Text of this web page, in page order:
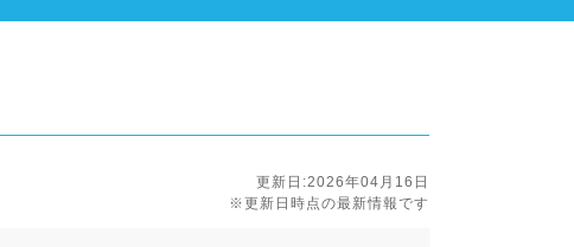
更新日:2026年04月16日
※更新日時点の最新情報です